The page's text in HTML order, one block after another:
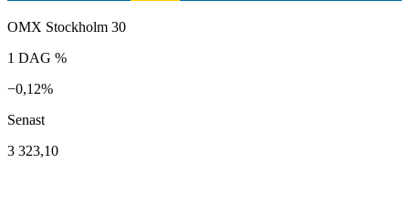
OMX Stockholm 30
1 DAG %
−0,12%
Senast
3 323,10